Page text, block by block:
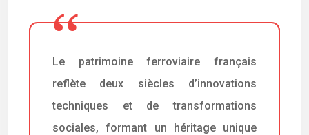
Le patrimoine ferroviaire français
reflète deux siècles d’innovations
techniques et de transformations
sociales, formant un héritage unique